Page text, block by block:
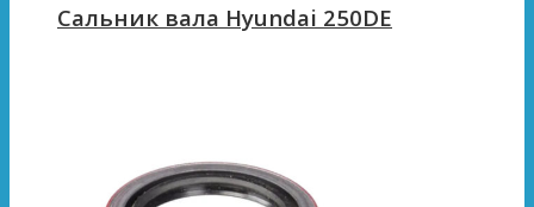
Сальник вала Hyundai 250DE